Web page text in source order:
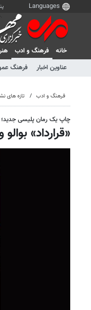
خانه
فرهنگ و ادب
عناوین اخبار
فرهنگ
فرهنگ و ادب تازه های
چاپ یک رمان پلیسی جدید؛
«قرارداد»